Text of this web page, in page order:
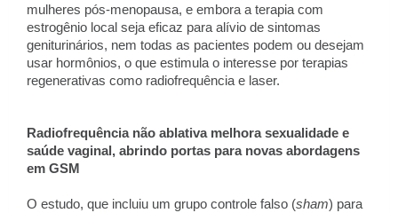
mulheres pós-menopausa, e embora a terapia com
estrogênio local seja eficaz para alívio de sintomas
geniturinários, nem todas as pacientes podem ou desejam
usar hormônios, o que estimula o interesse por terapias
regenerativas como radiofrequência e laser.
Radiofrequência não ablativa melhora sexualidade e
saúde vaginal, abrindo portas para novas abordagens
em GSM
O estudo, que incluiu um grupo controle falso (sham) para